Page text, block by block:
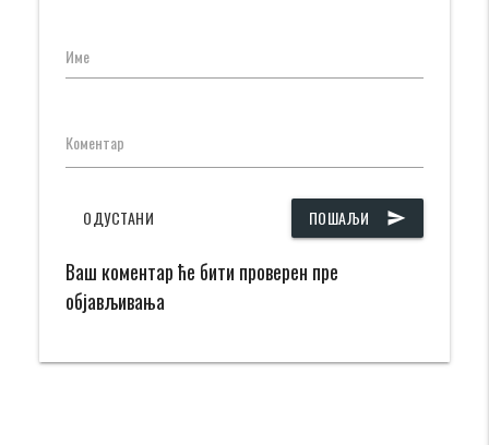
Име
Коментар
ПОШАЉИ send
ОДУСТАНИ
Ваш коментар ће бити проверен пре
објављивања